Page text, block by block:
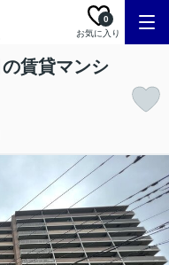
お気に入り
0
賃貸マンシ